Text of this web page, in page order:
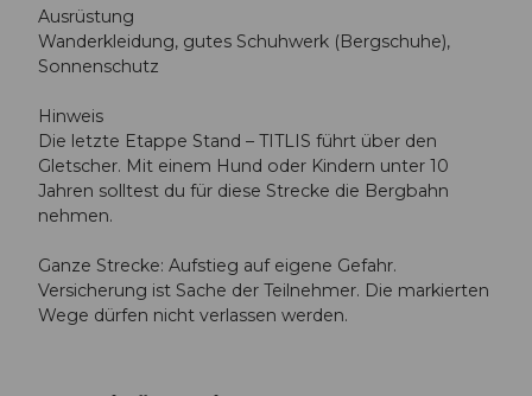
Ausrüstung
Wanderkleidung, gutes Schuhwerk (Bergschuhe),
Sonnenschutz
Hinweis
Die letzte Etappe Stand – TITLIS führt über den
Gletscher. Mit einem Hund oder Kindern unter 10
Jahren solltest du für diese Strecke die Bergbahn
nehmen.
Ganze Strecke: Aufstieg auf eigene Gefahr.
Versicherung ist Sache der Teilnehmer. Die markierten
Wege dürfen nicht verlassen werden.